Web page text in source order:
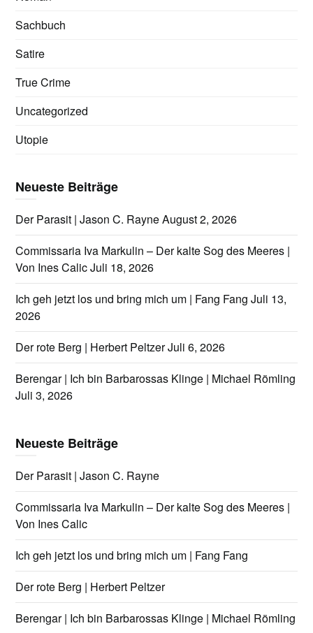
Sachbuch
Satire
True Crime
Uncategorized
Utopie
Neueste Beiträge
Der Parasit | Jason C. RayneAugust 2, 2026
Commissaria Iva Markulin – Der kalte Sog des Meeres |
Von Ines CalicJuli 18, 2026
Ich geh jetzt los und bring mich um | Fang Fang Juli 13,
2026
Der rote Berg | Herbert PeltzerJuli 6, 2026
Berengar | Ich bin Barbarossas Klinge | Michael Römling
Juli 3, 2026
Neueste Beiträge
Der Parasit | Jason C. Rayne
Commissaria Iva Markulin – Der kalte Sog des Meeres |
Von Ines Calic
Ich geh jetzt los und bring mich um | Fang Fang
Der rote Berg | Herbert Peltzer
Berengar | Ich bin Barbarossas Klinge | Michael Römling